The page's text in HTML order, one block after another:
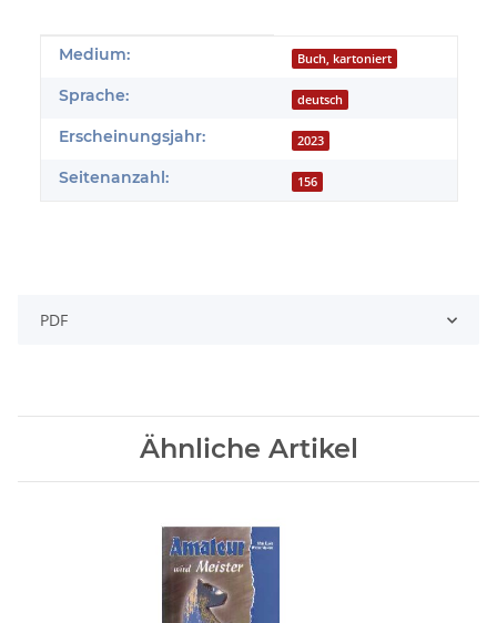
Produkteigenschaft
Wert
Medium: Buch, kartoniert
Sprache: deutsch
Erscheinungsjahr: 2023
Seitenanzahl: 156
PDF
Ähnliche Artikel